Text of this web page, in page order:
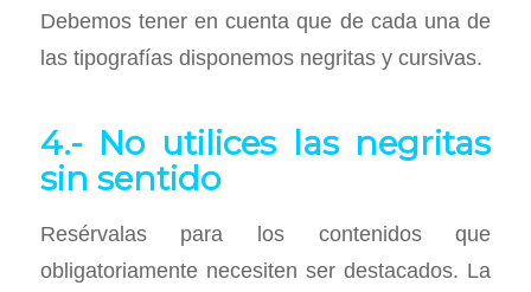
Debemos tener en cuenta que de cada una de
las tipografías disponemos negritas y cursivas.
4.- No utilices las negritas
sin sentido
Resérvalas para los contenidos que
obligatoriamente necesiten ser destacados. La